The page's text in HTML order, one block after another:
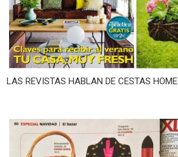
LAS REVISTAS HABLAN DE CESTAS HOME